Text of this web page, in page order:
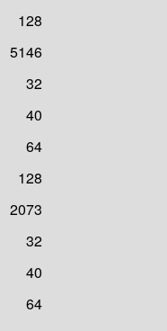
128
5146
32
40
64
128
2073
32
40
64